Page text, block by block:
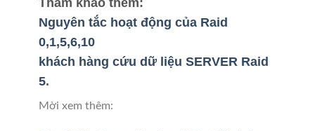
Nguyên tắc hoạt động của Raid
0,1,5,6,10
khách hàng cứu dữ liệu SERVER Raid
5.
Mời xem thêm: